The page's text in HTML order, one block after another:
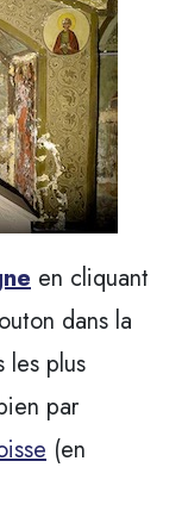
en cliquant
dans la
les plus
par
(en